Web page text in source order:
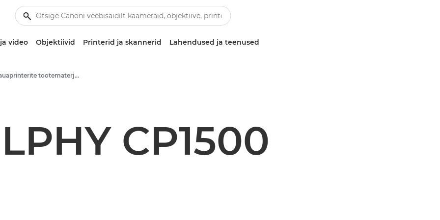
video Objektiivid Printerid ja skannerid Lahendused ja teenused
Töölauaprinterite tootematerjalid – Canoni pressikeskus
CP1500